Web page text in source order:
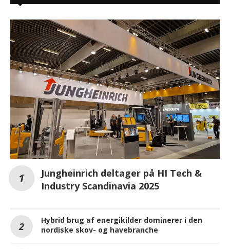
Jungheinrich deltager på HI Tech &
Industry Scandinavia 2025
Hybrid brug af energikilder dominerer i den
nordiske skov- og havebranche